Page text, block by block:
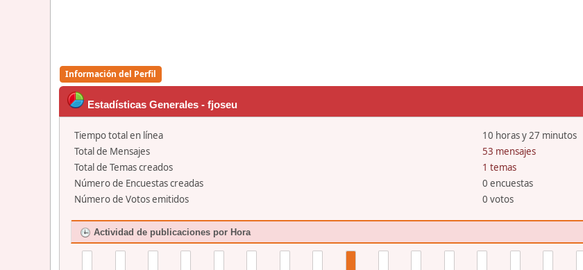
Información del Perfil
Estadísticas Generales - fjoseu
Tiempo total en línea
10 horas y 27 minutos
Total de Mensajes
53 mensajes
Total de Temas creados
1 temas
Número de Encuestas creadas
0 encuestas
Número de Votos emitidos
0 votos
Actividad de publicaciones por Hora